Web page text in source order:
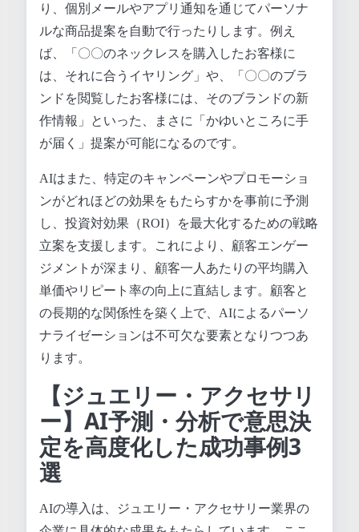
り、個別メールやアプリ通知を通じてパーソナ
ルな商品提案を自動で行ったりします。例え
ば、「〇〇のネックレスを購入したお客様に
は、それに合うイヤリング」や、「〇〇のブラ
ンドを閲覧したお客様には、そのブランドの新
作情報」といった、まさに「かゆいところに手
が届く」提案が可能になるのです。
AIはまた、特定のキャンペーンやプロモーショ
ンがどれほどの効果をもたらすかを事前に予測
し、投資対効果（ROI）を最大化するための戦略
立案を支援します。これにより、顧客エンゲー
ジメントが深まり、顧客一人あたりの平均購入
単価やリピート率の向上に直結します。顧客と
の長期的な関係性を築く上で、AIによるパーソ
ナライゼーションは不可欠な要素となりつつあ
ります。
【ジュエリー・アクセサリ
ー】AI予測・分析で意思決
定を高度化した成功事例3
選
AIの導入は、ジュエリー・アクセサリー業界の